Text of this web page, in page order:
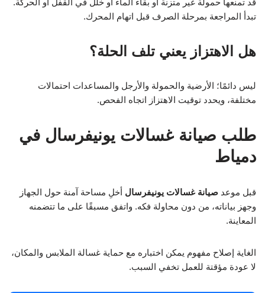
قد تمنعها حمولة غير متزنة أو بقاء الماء أو خلل في القفل أو الحركة.
تبدأ المراجعة بمرحلة الصرف قبل اتهام المحرك.
هل الاهتزاز يعني تلف الحلة؟
ليس دائمًا؛ الأرضية والحمولة والأرجل والمساعدات احتمالات
مختلفة، ويحدد توقيت الاهتزاز اتجاه الفحص.
طلب صيانة غسالات يونيفرسال في
دمياط
قبل موعد صيانة غسالات يونيفرسال أخلِ مساحة آمنة حول الجهاز
وجهز بياناته، من دون محاولة فكه. واتفق مسبقًا على ما تتضمنه
المعاينة.
الغاية إصلاح مفهوم يمكن اختباره مع حماية غسالة الملابس والمكان،
لا عودة مؤقتة للعمل تخفي السبب.